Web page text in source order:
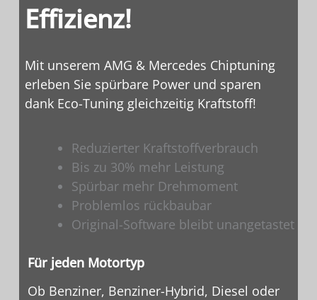
Effizienz!
Mit unserem AMG & Mercedes Chiptuning
erleben Sie spürbare Power und sparen
dank Eco-Tuning gleichzeitig Kraftstoff!
Reduzierter Kraftstoffverbrauch
Bis zu 30% mehr Leistung
Spürbar mehr Drehmoment
Problemlos rückbaubar
Original-Software bleibt unangetastet
Für jeden Motortyp
Ob Benziner, Benziner-Hybrid, Diesel oder